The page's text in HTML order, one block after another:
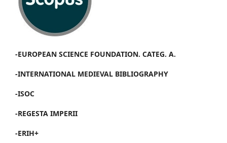
-EUROPEAN SCIENCE FOUNDATION. CATEG. A.
-INTERNATIONAL MEDIEVAL BIBLIOGRAPHY
-ISOC
-REGESTA IMPERII
-ERIH+